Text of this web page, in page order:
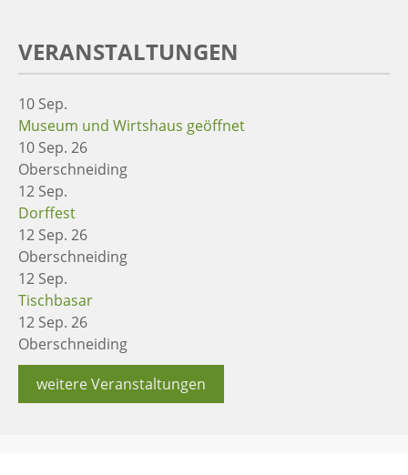
VERANSTALTUNGEN
10 Sep.
Museum und Wirtshaus geöffnet
10 Sep. 26
Oberschneiding
12 Sep.
Dorffest
12 Sep. 26
Oberschneiding
12 Sep.
Tischbasar
12 Sep. 26
Oberschneiding
weitere Veranstaltungen